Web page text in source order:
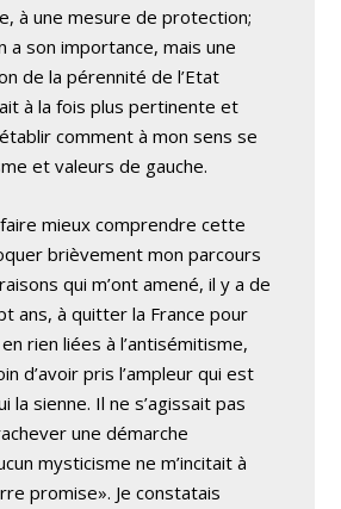
à une mesure de protection;
a son importance, mais une
de la pérennité de l’Etat
à la fois plus pertinente et
comment à mon sens se
et valeurs de gauche.
mieux comprendre cette
brièvement mon parcours
qui m’ont amené, il y a de
ans, à quitter la France pour
rien liées à l’antisémitisme,
d’avoir pris l’ampleur qui est
la sienne. Il ne s’agissait pas
une démarche
mysticisme ne m’incitait à
promise». Je constatais